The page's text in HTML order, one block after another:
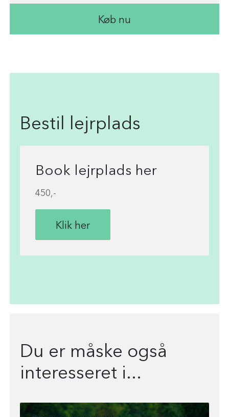
Køb nu
Bestil lejrplads
Book lejrplads her
450,-
Klik her
Du er måske også
interesseret i...